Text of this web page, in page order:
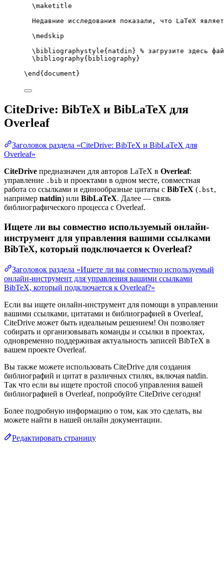
\maketitle
Недавние исследования показали, что LaTeX
\medskip
\bibliographystyle{natdin} % загрузите здесь
\bibliography{bibliography}
\end { document }
CiteDrive: BibTeX и BibLaTeX для
Overleaf
Заголовок раздела «CiteDrive: BibTeX и BibLaTeX для
Overleaf»
CiteDrive предназначен для авторов LaTeX в Overleaf:
управление .bib и проектами в одном месте, совместная
работа со ссылками и единообразные цитаты с BibTeX ( .bst,
например natdin) или BibLaTeX. Далее — связь
библиографического процесса с Overleaf.
Ищете ли вы совместно используемый онлайн-
инструмент для управления вашими ссылками
BibTeX, который подключается к Overleaf?
Заголовок раздела «Ищете ли вы совместно используемый
онлайн-инструмент для управления вашими ссылками
BibTeX, который подключается к Overleaf?»
Если вы ищете онлайн-инструмент для помощи в управлении
вашими ссылками, цитатами и библиографией в Overleaf,
CiteDrive может быть идеальным решением! Он позволяет
собирать и организовывать команды и ссылки в проектах,
одновременно поддерживая актуальность записей BibTeX в
вашем проекте Overleaf.
Вы также можете использовать CiteDrive для создания
библиографий и цитат в различных стилях, включая natdin.
Так что если вы ищете простой способ управления вашей
библиографией в Overleaf, попробуйте CiteDrive сегодня!
Более подробную информацию о том, как это сделать, вы
можете найти в нашей онлайн документации.
Редактировать страницу